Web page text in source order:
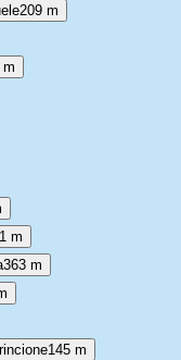
209 m
m
m
363 m
145 m